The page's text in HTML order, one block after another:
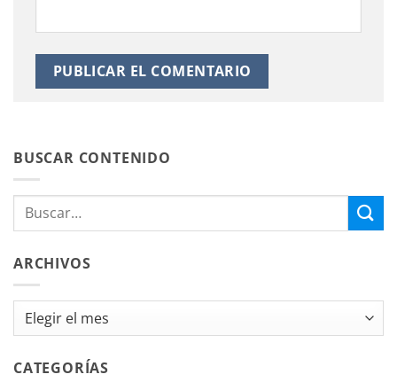
BUSCAR CONTENIDO
ARCHIVOS
Archivos
CATEGORÍAS